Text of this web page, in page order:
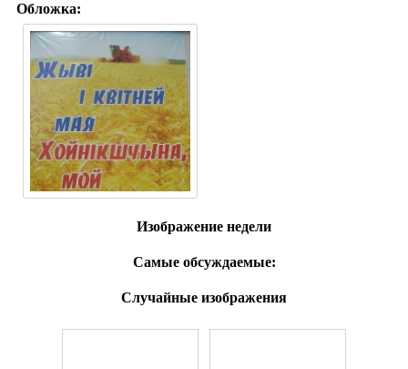
Обложка:
Изображение недели
Самые обсуждаемые:
Случайные изображения